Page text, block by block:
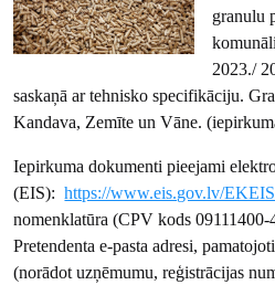
granulu
2023./
saskaņā ar tehnisko specifikāciju.
Kandava, Zemīte un Vāne.
Iepirkuma dokumenti pieejami
(EIS):https://www.eis.gov.lv/
nomenklatūra (CPV kods
Pretendenta e-pasta adresi,
(norādot uzņēmumu, reģistrācijas